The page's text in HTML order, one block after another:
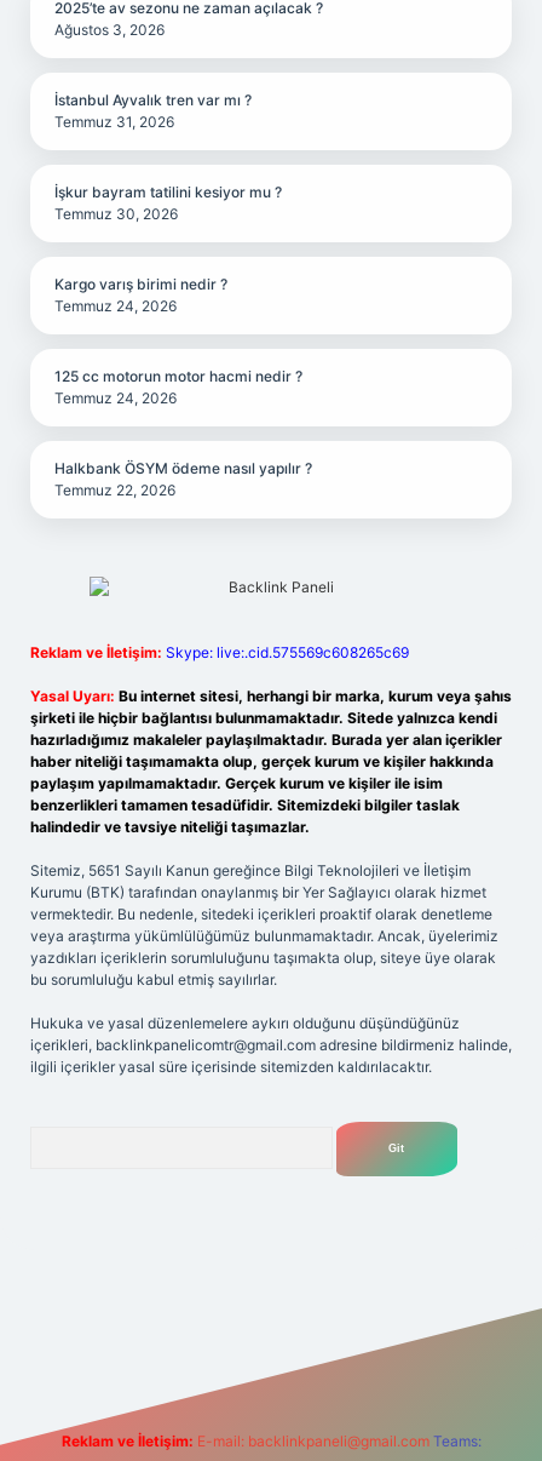
2025’te av sezonu ne zaman açılacak ?
Ağustos 3, 2026
İstanbul Ayvalık tren var mı ?
Temmuz 31, 2026
İşkur bayram tatilini kesiyor mu ?
Temmuz 30, 2026
Kargo varış birimi nedir ?
Temmuz 24, 2026
125 cc motorun motor hacmi nedir ?
Temmuz 24, 2026
Halkbank ÖSYM ödeme nasıl yapılır ?
Temmuz 22, 2026
Reklam ve İletişim: Skype: live:.cid.575569c608265c69
Yasal Uyarı: Bu internet sitesi, herhangi bir marka, kurum veya şahıs
şirketi ile hiçbir bağlantısı bulunmamaktadır. Sitede yalnızca kendi
hazırladığımız makaleler paylaşılmaktadır. Burada yer alan içerikler
haber niteliği taşımamakta olup, gerçek kurum ve kişiler hakkında
paylaşım yapılmamaktadır. Gerçek kurum ve kişiler ile isim
benzerlikleri tamamen tesadüfidir. Sitemizdeki bilgiler taslak
halindedir ve tavsiye niteliği taşımazlar.
Sitemiz, 5651 Sayılı Kanun gereğince Bilgi Teknolojileri ve İletişim
Kurumu (BTK) tarafından onaylanmış bir Yer Sağlayıcı olarak hizmet
vermektedir. Bu nedenle, sitedeki içerikleri proaktif olarak denetleme
veya araştırma yükümlülüğümüz bulunmamaktadır. Ancak, üyelerimiz
yazdıkları içeriklerin sorumluluğunu taşımakta olup, siteye üye olarak
bu sorumluluğu kabul etmiş sayılırlar.
Hukuka ve yasal düzenlemelere aykırı olduğunu düşündüğünüz
içerikleri, backlinkpanelicomtr@gmail.com adresine bildirmeniz halinde,
ilgili içerikler yasal süre içerisinde sitemizden kaldırılacaktır.
Reklam ve İletişim: E-mail: backlinkpaneli@gmail.com Teams: